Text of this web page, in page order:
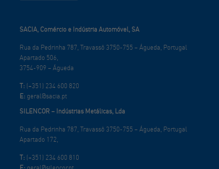
SACIA, Comércio e Indústria Automóvel, SA
Rua da Pedrinha 787, Travassô 3750-755 – Águeda, Portugal
Apartado 506,
3754-909 – Águeda
T: (+351) 234 600 820
E: geral@sacia.pt
SILENCOR – Indústrias Metálicas, Lda
Rua da Pedrinha 787, Travassô 3750-755 – Águeda, Portugal
Apartado 172,
T: (+351) 234 600 810